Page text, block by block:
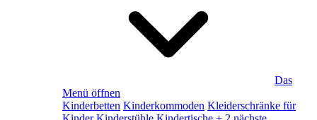
Das
Menü öffnen
Kinderbetten Kinderkommoden Kleiderschränke für